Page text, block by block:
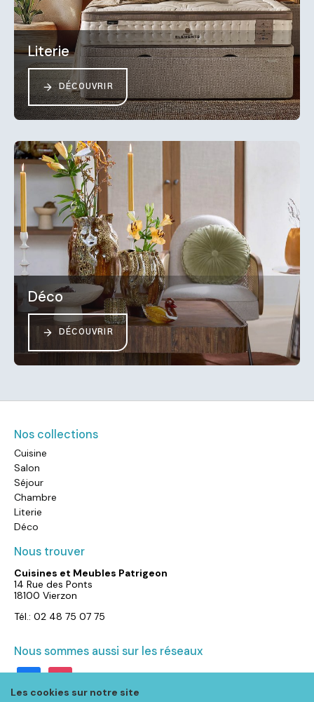
Les cookies sur notre site
Literie
DÉCOUVRIR
Déco
DÉCOUVRIR
Nos collections
Cuisine
Salon
Séjour
Chambre
Literie
Déco
Nous trouver
Cuisines et Meubles Patrigeon
14 Rue des Ponts
18100 Vierzon
Tél.: 02 48 75 07 75
Nous sommes aussi sur les réseaux
facebookinstagram